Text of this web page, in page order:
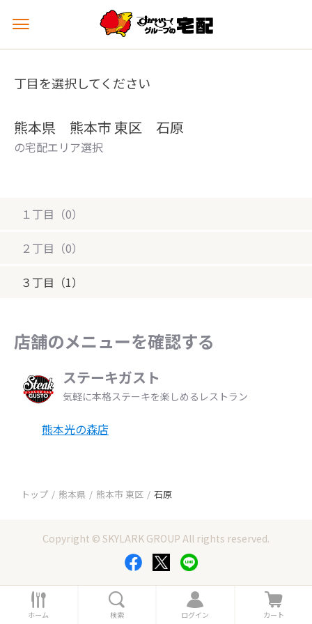
メ
ュ
を
丁目を選択してください
熊本県 熊本市 東区 石原
の宅配エリア選択
１丁目（0）
２丁目（0）
３丁目（1）
店舗のメニューを確認する
ステーキガスト
気軽に本格ステーキを楽しめるレストラン
熊本光の森店
トップ 熊本県 熊本市 東区 石原
Copyright © SKYLARK GROUP All rights reserved.
ホ
ー
ホーム 索
検索
ロ
グ
ログイン
カ
ー
カート